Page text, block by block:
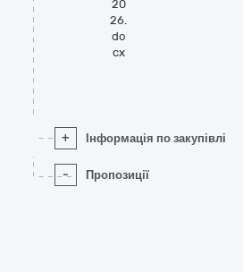
20
26.
do
cx
+ Інформація по закупівлі
- Пропозиції